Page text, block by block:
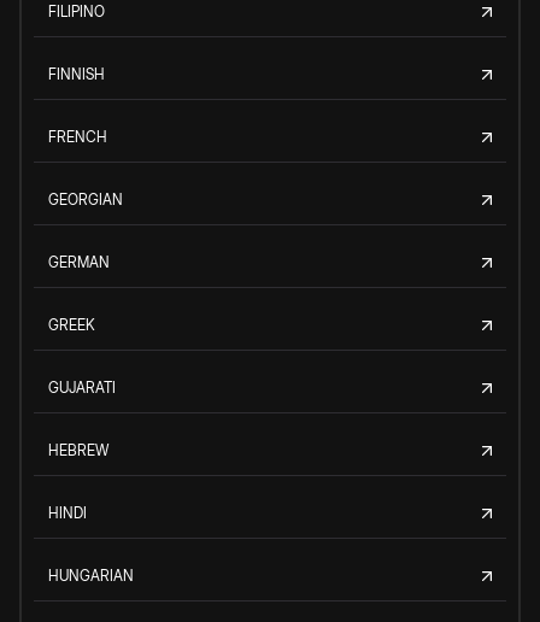
FILIPINO
FINNISH
FRENCH
GEORGIAN
GERMAN
GREEK
GUJARATI
HEBREW
HINDI
HUNGARIAN